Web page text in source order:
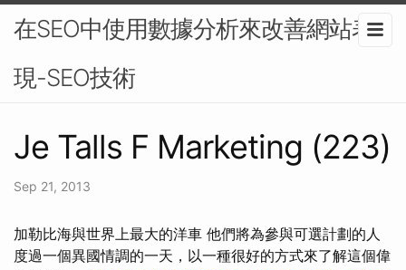
在SEO中使用數據分析來改善網站表
現-SEO技術
Je Talls F Marketing (223)
Sep 21, 2013
加勒比海與世界上最大的洋車 他們將為參與可選計劃的人
度過一個異國情調的一天，以一種很好的方式來了解這個偉